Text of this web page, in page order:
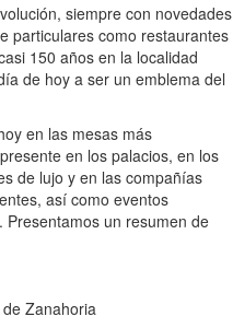
siempre con novedades
particulares como restaurantes
150 años en la localidad
de hoy a ser un emblema del
en las mesas más
en los palacios, en los
de lujo y en las compañías
así como eventos
un resumen de